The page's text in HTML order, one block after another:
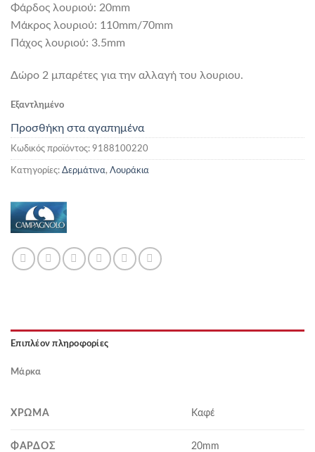
Φάρδος λουριού: 20mm
Mάκρος λουριού: 110mm/70mm
Πάχος λουριού: 3.5mm
Δώρο 2 μπαρέτες για την αλλαγή του λουριου.
Εξαντλημένο
Προσθήκη στα αγαπημένα
Κωδικός προϊόντος: 9188100220
Κατηγορίες: Δερμάτινα, Λουράκια
Επιπλέον πληροφορίες
Μάρκα
ΧΡΏΜΑ Καφέ
ΦΆΡΔΟΣ 20mm